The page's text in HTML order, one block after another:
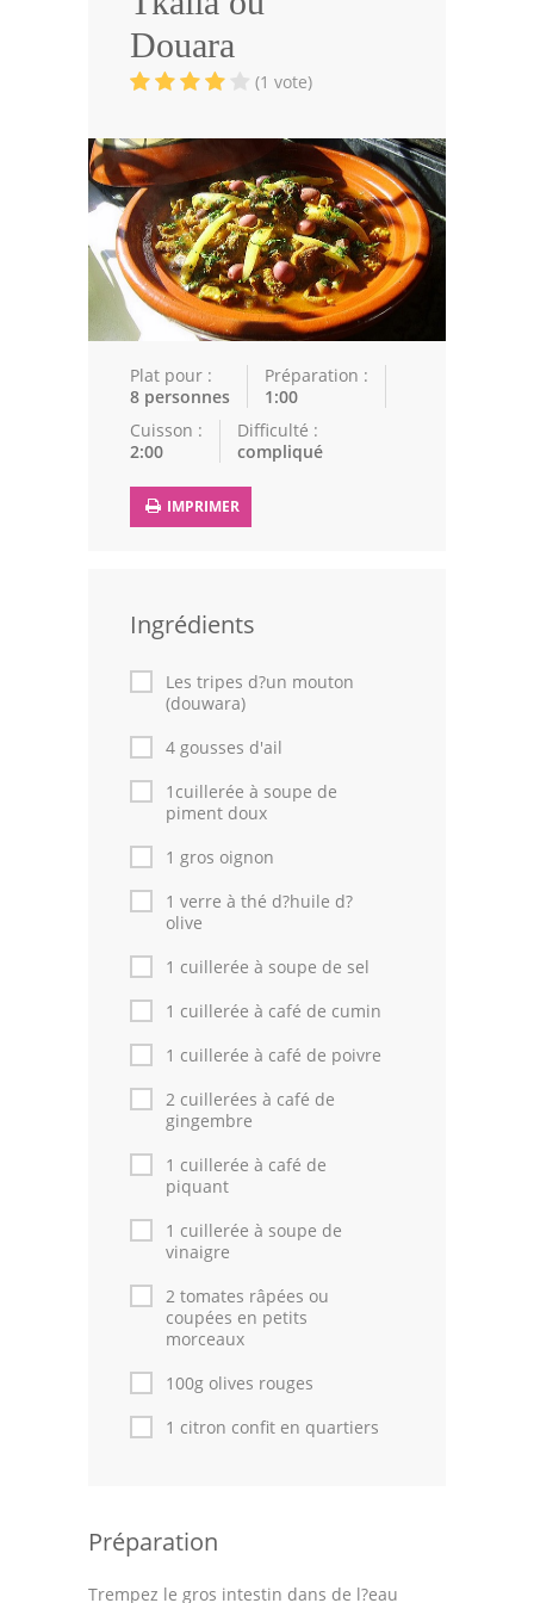
Volailles
Cuisines Orientales
Recettes marocaine
Cuisine Algérienne
Cuisine Tunisienne
Cuisine Juive
Cuisine Libanaise
Astuces de cuisine
Fêtes Religieuses
Chefs
Thèmes
Espace Personnel
Douara
(1 vote)
Plat pour :
8 personnes
Préparation :
1:00
Cuisson :
2:00
Difficulté :
compliqué
IMPRIMER
Ingrédients
Les tripes d?un mouton
(douwara)
4 gousses d'ail
1cuillerée à soupe de
piment doux
1 gros oignon
1 verre à thé d?huile d?
olive
1 cuillerée à soupe de sel
1 cuillerée à café de cumin
1 cuillerée à café de poivre
2 cuillerées à café de
gingembre
1 cuillerée à café de
piquant
1 cuillerée à soupe de
vinaigre
2 tomates râpées ou
coupées en petits
morceaux
100g olives rouges
1 citron confit en quartiers
Préparation
Trempez le gros intestin dans de l?eau